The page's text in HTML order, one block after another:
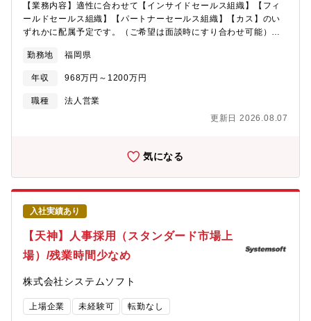
業活動に専念できる環境技術的な詳細説明や導入後のフォローに
ついては選任の技術部門が担当するため、営業活動に集中できる
体制が整っています。?官公庁や大手企業との取引実績多数社会的
な意義の高いセキュリティ製品を扱い、日本の情報インフラを支
ジタルアーツ製品（一覧）は、いずれも市場のニーズが高いセキ
強い製品力が備わっています。製品のスペックやアップデート情
報、セキュリティのトレンドなど、社内から得られる情報を積極
（市場シェア：55.5％）外部からのサイバー攻撃と、内部からの
の導入実績。（市場シェア：64.6％）企業のメール環境を包括的
CODE：ファイルそのものに暗号をかけ、万が一ファイルが流出
しても安全性を確保できるセキュリティ製品。・a-FILTER：端末
ログオンからクラウド利用までを統合管理できるクラウド認証基
盤で、ID管理・多要素認証・シングルサインオンを一元化する製
品です。お客様のニーズや課題に合わせて、柔軟かつ幅広い提案
ができるのが当社営業の大きな強みです。取り扱うのは自社開発
の信頼性・実績ともに高いセキュリティ製品となり、導入実績
【業務内容】適性に合わせて【インサイドセールス組織】【フィ
ールドセールス組織】【パートナーセールス組織】【カス】のい
ずれかに配属予定です。（ご希望は面談時にすり合わせ可能）な
せん。あくまで組織成果の最大化のために、時には一次情報であ
る「顧客解像度」を高める活動を大切にしています。事業計画達
成に向けた戦術の立案・実行、KPI設定・管理を行うことを前提と
しつつ、場合によっては柔軟にメンバーの商談に同行し、現場の
が求められます。【具体的な仕事内容】■新たな営業の勝ち筋の模
ングや競合の動きを踏まえたベースとなる営業戦術の立案・組織
成果の最大化に向けた重要・大型案件への営業同行・クロージン
グ支援・顧客のリアルな状況を把握しながら、AIや営業ツールを
駆使した営業プロセスの改革・推進・新たなアライアンスの構
築、ビジネスの共創、既存パートナーの深耕・戦略的なクロスセ
ルの推進顧客の課題や業務プロセスを深く理解し、AIや営業ツー
ルを駆使して提案力向上に向けた業務の改革・推進をします。■メ
ンバー育成と生産性の高い組織の仕組みづくり・数値/コンピテン
シー（行動特性）の両面からメンバー育成（目標設定／1on1等に
ログラムの改善・年間数十名単位の採用活動【配属部署例】ラク
スでは、同一企業内に「異なる事業フェーズの組織」が存在する
ため、適性に合わせた事業への配属検討が可能です。▼楽楽精算
勤務地 福岡県
年収 968万円～1200万円
職種
法人営業
更新日 2026.08.07
気になる
入社実績あり
【天神】人事採用（スタンダード市場上
場）/残業時間少なめ
株式会社システムソフト
上場企業 未経験可 転勤なし